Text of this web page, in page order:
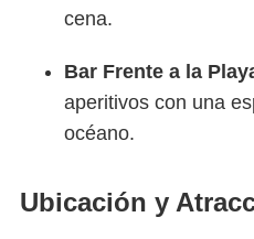
cena.
Bar Frente a la
aperitivos con una
océano.
Ubicación y